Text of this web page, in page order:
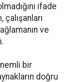
ifade
ve
bir
doğru